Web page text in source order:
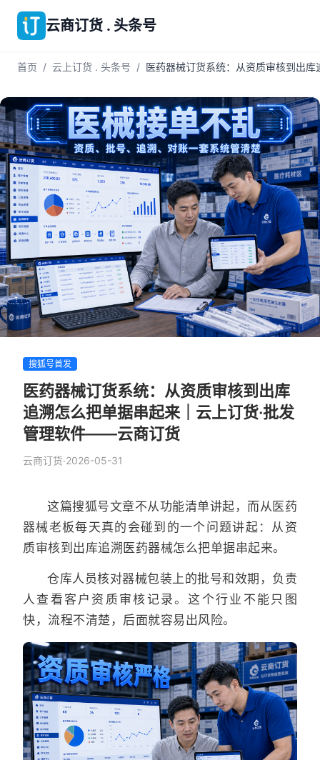
云商订货 . 头条号
首页 / 云上订货 . 头条号 / 医药器械订货系统：从资质审核到出
搜狐号首发
医药器械订货系统：从资质审核到出库
追溯怎么把单据串起来｜云上订货·批发
管理软件——云商订货
云商订货·2026-05-31
这篇搜狐号文章不从功能清单讲起，而从医药
器械老板每天真的会碰到的一个问题讲起：从资
质审核到出库追溯医药器械怎么把单据串起来。
仓库人员核对器械包装上的批号和效期，负责
人查看客户资质审核记录。这个行业不能只图
快，流程不清楚，后面就容易出风险。